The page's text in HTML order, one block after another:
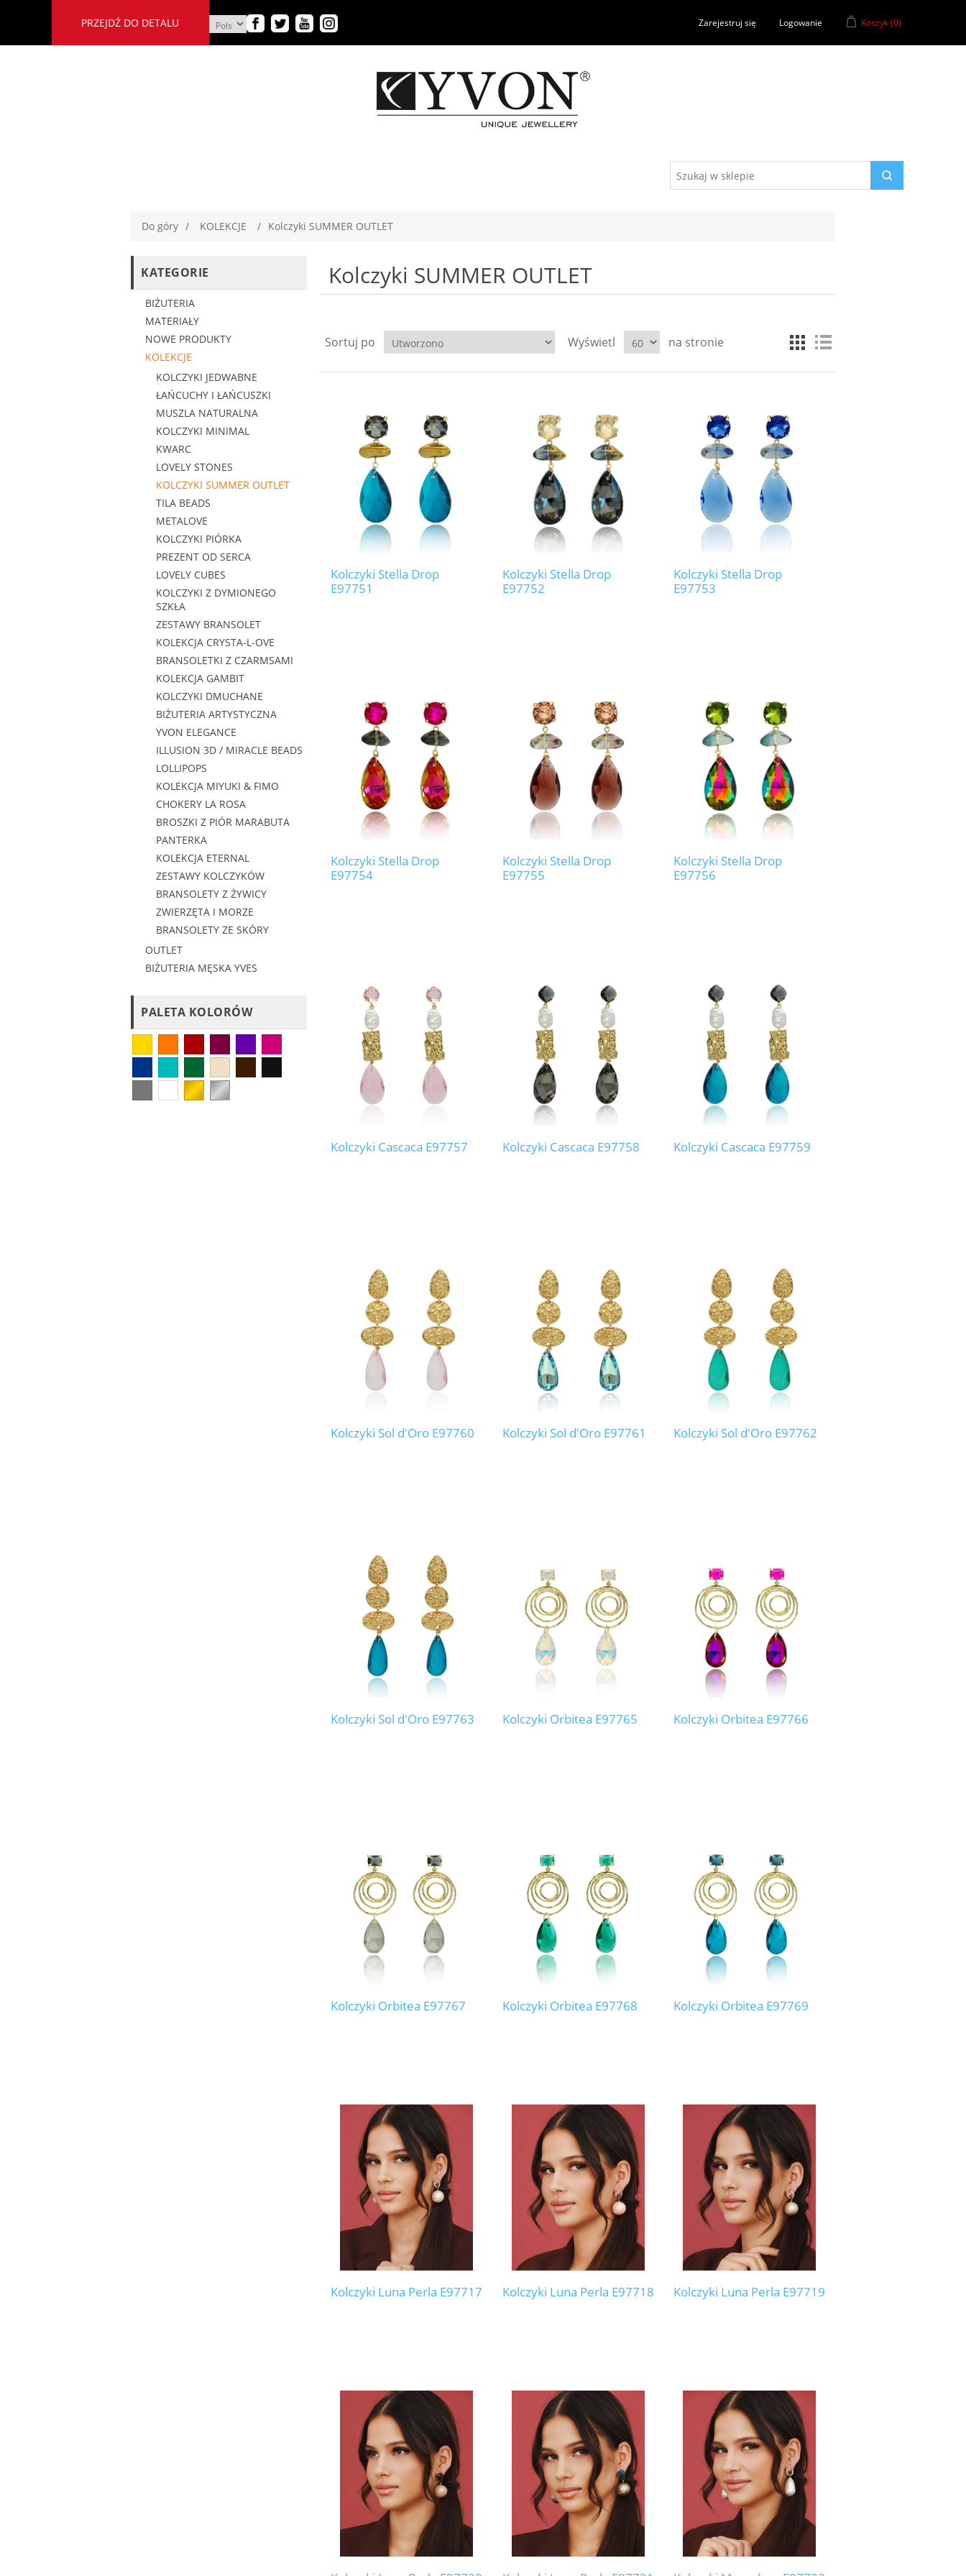
PRZEJDŹ DO DETALU Zarejestruj się Logowanie Koszyk(0)
Do góry / KOLEKCJE / Kolczyki SUMMER OUTLET
KATEGORIE
BIŻUTERIA
MATERIAŁY
NOWE PRODUKTY
KOLEKCJE
KOLCZYKI JEDWABNE
ŁAŃCUCHY I ŁAŃCUSZKI
MUSZLA NATURALNA
KOLCZYKI MINIMAL
KWARC
LOVELY STONES
KOLCZYKI SUMMER OUTLET
TILA BEADS
METALOVE
KOLCZYKI PIÓRKA
PREZENT OD SERCA
LOVELY CUBES
KOLCZYKI Z DYMIONEGO
SZKŁA
ZESTAWY BRANSOLET
KOLEKCJA CRYSTA-L-OVE
BRANSOLETKI Z CZARMSAMI
KOLEKCJA GAMBIT
KOLCZYKI DMUCHANE
BIŻUTERIA ARTYSTYCZNA
YVON ELEGANCE
ILLUSION 3D / MIRACLE BEADS
LOLLIPOPS
KOLEKCJA MIYUKI & FIMO
CHOKERY LA ROSA
BROSZKI Z PIÓR MARABUTA
PANTERKA
KOLEKCJA ETERNAL
ZESTAWY KOLCZYKÓW
BRANSOLETY Z ŻYWICY
ZWIERZĘTA I MORZE
BRANSOLETY ZE SKÓRY
OUTLET
BIŻUTERIA MĘSKA YVES
PALETA KOLORÓW
Kolczyki SUMMER OUTLET
Sortuj po Wyświetl na stronie
Kolczyki Stella Drop
E97751
Kolczyki Stella Drop
E97752
Kolczyki Stella Drop
E97753
Kolczyki Stella Drop
E97754
Kolczyki Stella Drop
E97755
Kolczyki Stella Drop
E97756
Kolczyki Cascaca E97757 Kolczyki Cascaca E97758 Kolczyki Cascaca E97759
Kolczyki Sol d'Oro E97760 Kolczyki Sol d'Oro E97761 Kolczyki Sol d'Oro E97762
Kolczyki Sol d'Oro E97763 Kolczyki Orbitea E97765 Kolczyki Orbitea E97766
Kolczyki Orbitea E97767 Kolczyki Orbitea E97768 Kolczyki Orbitea E97769
Kolczyki Luna Perla E97717 Kolczyki Luna Perla E97718 Kolczyki Luna Perla E97719